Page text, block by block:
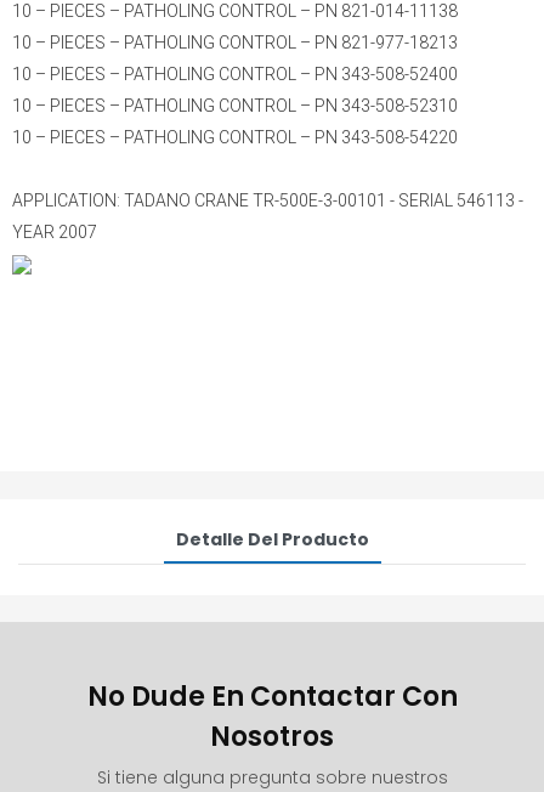
10 – PIECES – PATHOLING CONTROL – PN 821-014-11138
10 – PIECES – PATHOLING CONTROL – PN 821-977-18213
10 – PIECES – PATHOLING CONTROL – PN 343-508-52400
10 – PIECES – PATHOLING CONTROL – PN 343-508-52310
10 – PIECES – PATHOLING CONTROL – PN 343-508-54220
APPLICATION: TADANO CRANE TR-500E-3-00101 - SERIAL 546113 -
YEAR 2007
Detalle Del Producto
No Dude En Contactar Con
Nosotros
Si tiene alguna pregunta sobre nuestros